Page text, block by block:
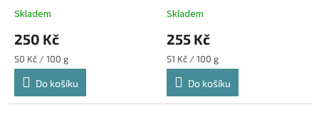
pecky 500 g
Skladem
250 Kč
Měrná
cena:
50 Kč / 100 g
Do košíku
500 g
Skladem
255 Kč
Měrná
cena:
51 Kč / 100 g
Do košíku